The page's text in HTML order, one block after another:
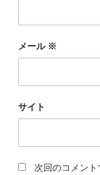
メール ※
サイト
次回のコメン